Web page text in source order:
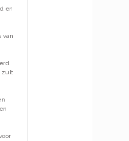
en
van
zult